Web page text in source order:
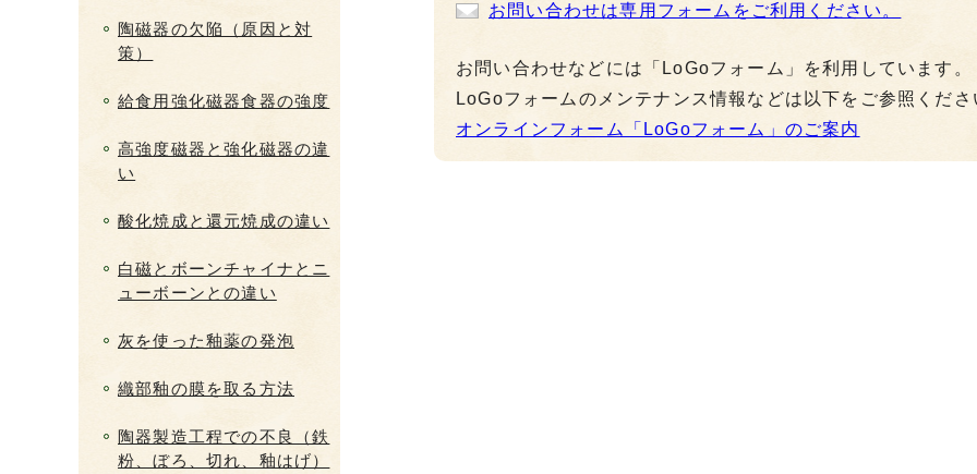
お問い合わせは専用フォームをご利用ください。
お問い合わせなどには「LoGoフォーム」を利用しています。
LoGoフォームのメンテナンス情報などは以下をご参照くださ
オンラインフォーム「LoGoフォーム」のご案内
陶磁器の欠陥（原因と対
策）
給食用強化磁器食器の強度
高強度磁器と強化磁器の違
い
酸化焼成と還元焼成の違い
白磁とボーンチャイナとニ
ューボーンとの違い
灰を使った釉薬の発泡
織部釉の膜を取る方法
陶器製造工程での不良（鉄
粉、ぼろ、切れ、釉はげ）